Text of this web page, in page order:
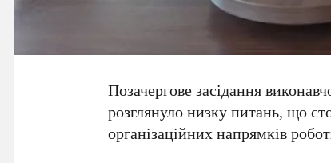
Позачергове засідання
розглянуло низку питань, що
організаційних напрямків